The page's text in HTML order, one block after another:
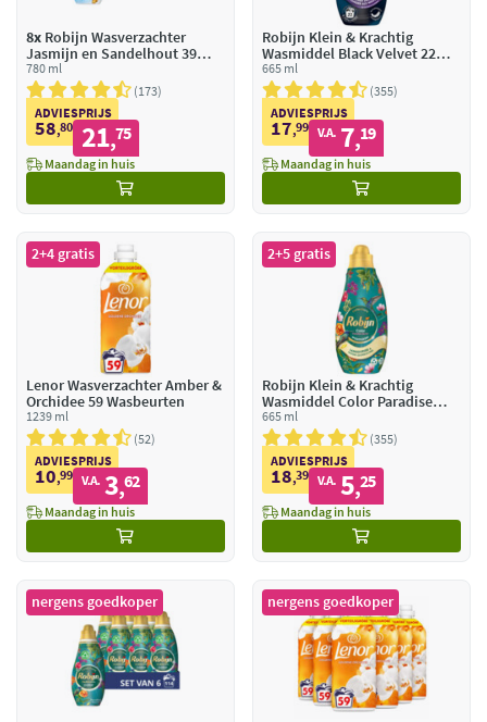
8x Robijn Wasverzachter
Jasmijn en Sandelhout 39
Wasbeurten
780 ml
173
ADVIESPRIJS
58,80 21,75
Maandag in huis
Robijn Klein & Krachtig
Wasmiddel Black Velvet 22
Wasbeurten
665 ml
355
ADVIESPRIJS
17,99 V.A. 7,19
Maandag in huis
2+4 gratis
Lenor Wasverzachter Amber &
Orchidee 59 Wasbeurten
1239 ml
52
ADVIESPRIJS
10,99 V.A. 3,62
Maandag in huis
2+5 gratis
Robijn Klein & Krachtig
Wasmiddel Color Paradise
Secret 19 Wasbeurten
665 ml
355
ADVIESPRIJS
18,39 V.A. 5,25
Maandag in huis
nergens goedkoper nergens goedkoper